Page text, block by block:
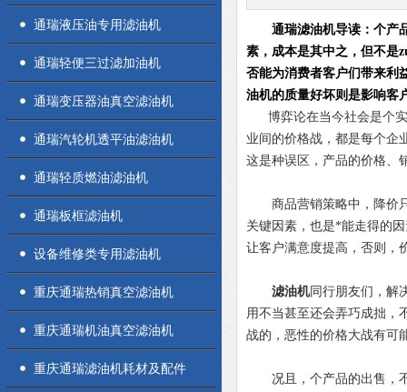
通瑞液压油专用滤油机
通瑞轻便三过滤加油机
通瑞变压器油真空滤油机
通瑞汽轮机透平油滤油机
通瑞轻质燃油滤油机
通瑞板框滤油机
设备维修类专用滤油机
重庆通瑞热销真空滤油机
重庆通瑞机油真空滤油机
重庆通瑞滤油机耗材及配件
通瑞滤油机导读：个产
素，成本是其中之，但不是
否能为消费者客户们带来利
油机的质量好坏则是影响客
博弈论在当今社会是个实
业间的价格战，都是每个企
这是种误区，产品的价格、
商品营销策略中，降价只
关键因素，也是*能走得的
让客户满意度提高，否则，
滤油机同行朋友们，解
用不当甚至还会弄巧成拙，
战的，恶性的价格大战有可
况且，个产品的出售，不